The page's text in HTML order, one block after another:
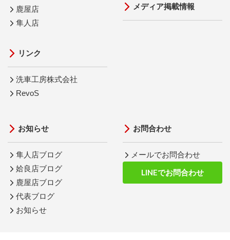
鹿屋店
隼人店
リンク
洗車工房株式会社
RevoS
メディア掲載情報
お知らせ
隼人店ブログ
姶良店ブログ
鹿屋店ブログ
代表ブログ
お知らせ
お問合わせ
メールでお問合わせ
LINEでお問合わせ